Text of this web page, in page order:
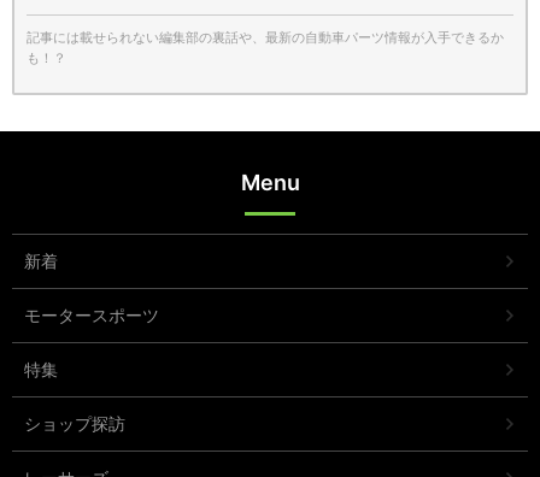
記事には載せられない編集部の裏話や、最新の自動車パーツ情報が入手できるか
も！？
Menu
新着
モータースポーツ
特集
ショップ探訪